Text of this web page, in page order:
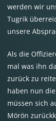
werden wir
Tugrik
unsere
Als die
mal was ihn
zurück zu
haben nun
müssen sich
Mörön